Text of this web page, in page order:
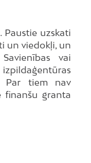
Paustie uzskati
un viedokļi, un
vai
Par tiem nav
finanšu granta